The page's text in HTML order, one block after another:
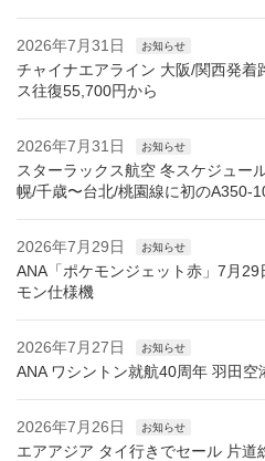
2026年7月31日 お知らせ
チャイナエアライン 大阪/関西発
ス往復55,700円から
2026年7月31日 お知らせ
スターラックス航空 冬スケジュー
幌/千歳〜台北/桃園線に初のA350-
2026年7月29日 お知らせ
ANA「ポケモンジェット赤」7月
モン仕様機
2026年7月27日 お知らせ
ANA ワシントン就航40周年 羽田空
2026年7月26日 お知らせ
エアアジア タイ行きでセール 片道